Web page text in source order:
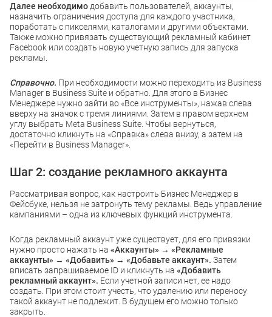
Далее необходимо добавить пользователей, аккаунты,
назначить ограничения доступа для каждого участника,
поработать с пикселями, каталогами и другими объектами.
Также можно привязать существующий рекламный кабинет
Facebook или создать новую учетную запись для запуска
рекламы.
Справочно. При необходимости можно переходить из Business
Manager в Business Suite и обратно. Для этого в Бизнес
Менеджере нужно зайти во «Все инструменты», нажав слева
вверху на значок с тремя линиями. Затем в правом верхнем
углу выбрать Meta Business Suite. Чтобы вернуться,
достаточно кликнуть на «Справка» слева внизу, а затем на
«Перейти в Business Manager».
Шаг 2: создание рекламного аккаунта
Рассматривая вопрос, как настроить Бизнес Менеджер в
Фейсбуке, нельзя не затронуть тему рекламы. Ведь управление
кампаниями – одна из ключевых функций инструмента.
Когда рекламный аккаунт уже существует, для его привязки
нужно просто нажать на «Аккаунты» → «Рекламные
аккаунты» → «Добавить» → «Добавьте аккаунт». Затем
вписать запрашиваемое ID и кликнуть на «Добавить
рекламный аккаунт». Если учетной записи нет, ее надо
создать. При этом стоит учесть, что удалению или переносу
такой аккаунт не подлежит. В будущем его можно только
закрыть.